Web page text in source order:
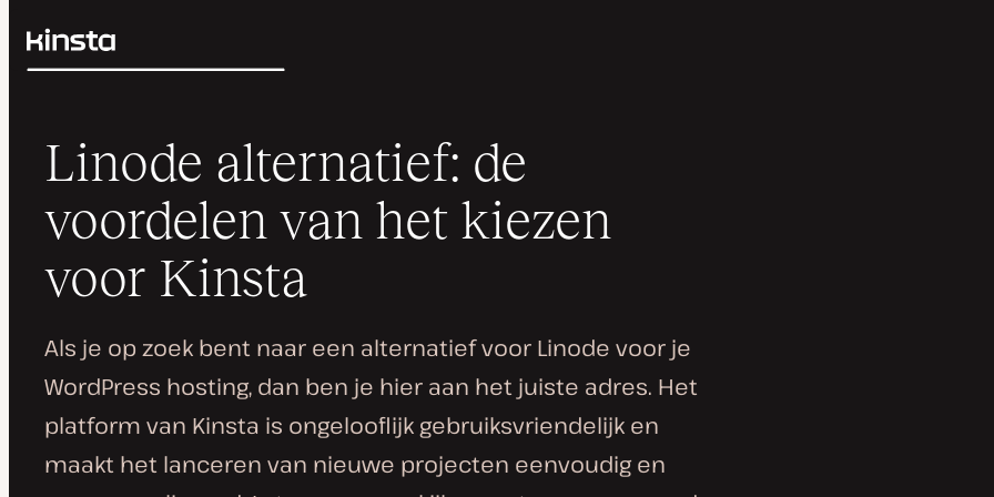
Kinsta®
Prijzen
Bronnen
Zoeken
Linode alternatief: de
voordelen van het kiezen
voor Kinsta
Als je op zoek bent naar een alternatief voor Linode voor je
WordPress hosting, dan ben je hier aan het juiste adres. Het
platform van Kinsta is ongelooflijk gebruiksvriendelijk en
maakt het lanceren van nieuwe projecten eenvoudig en